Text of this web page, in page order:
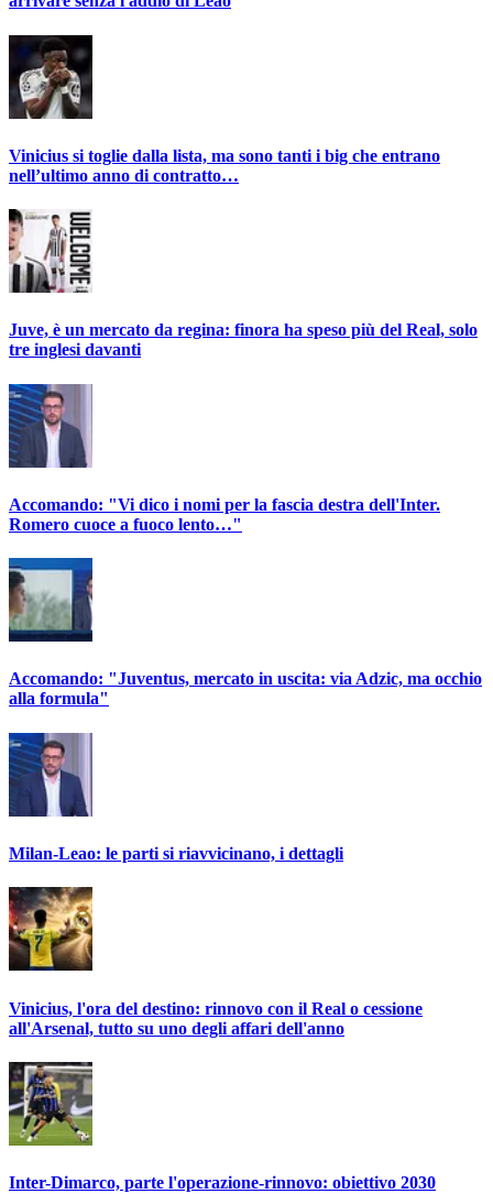
Vinicius si toglie dalla lista, ma sono tanti i big che entrano
nell’ultimo anno di contratto…
Juve, è un mercato da regina: finora ha speso più del Real, solo
tre inglesi davanti
Accomando: "Vi dico i nomi per la fascia destra dell'Inter.
Romero cuoce a fuoco lento…"
Accomando: "Juventus, mercato in uscita: via Adzic, ma occhio
alla formula"
Milan-Leao: le parti si riavvicinano, i dettagli
Vinicius, l'ora del destino: rinnovo con il Real o cessione
all'Arsenal, tutto su uno degli affari dell'anno
Inter-Dimarco, parte l'operazione-rinnovo: obiettivo 2030